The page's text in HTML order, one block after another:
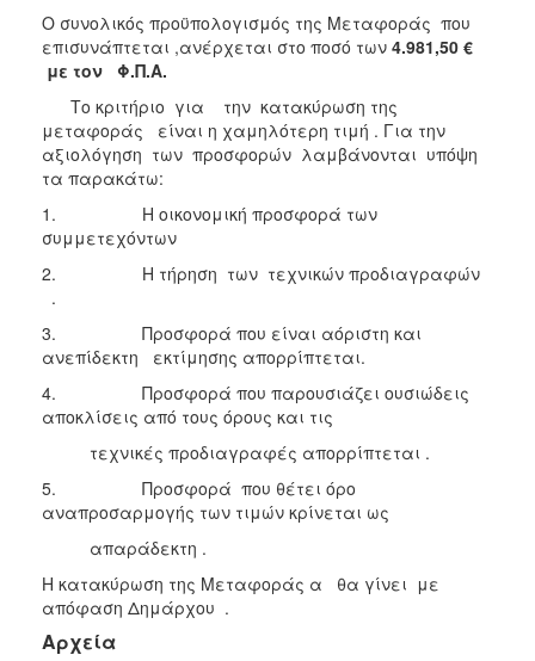
Ο συνολικός προϋπολογισμός της Μεταφοράς που
επισυνάπτεται ,ανέρχεται στο ποσό των 4.981,50 €
με τον Φ.Π.Α.
Το κριτήριο για την κατακύρωση της
μεταφοράς είναι η χαμηλότερη τιμή . Για την
αξιολόγηση των προσφορών λαμβάνονται υπόψη
τα παρακάτω:
1. Η οικονομική προσφορά των
συμμετεχόντων
2. Η τήρηση των τεχνικών προδιαγραφών
.
3. Προσφορά που είναι αόριστη και
ανεπίδεκτη εκτίμησης απορρίπτεται.
4. Προσφορά που παρουσιάζει ουσιώδεις
αποκλίσεις από τους όρους και τις
τεχνικές προδιαγραφές απορρίπτεται .
5. Προσφορά που θέτει όρο
αναπροσαρμογής των τιμών κρίνεται ως
απαράδεκτη .
Η κατακύρωση της Μεταφοράς α θα γίνει με
απόφαση Δημάρχου .
Αρχεία